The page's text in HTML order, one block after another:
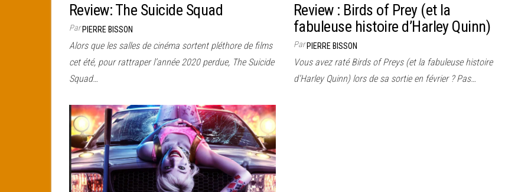
Review: The Suicide Squad
ParPIERRE BISSON
Alors que les salles de cinéma sortent pléthore de films
cet été, pour rattraper l’année 2020 perdue, The Suicide
Squad…
Review : Birds of Prey (et la
fabuleuse histoire d’Harley Quinn)
ParPIERRE BISSON
Vous avez raté Birds of Preys (et la fabuleuse histoire
d’Harley Quinn) lors de sa sortie en février ? Pas…